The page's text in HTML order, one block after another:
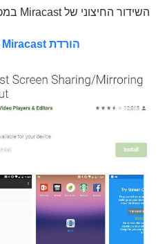
השידור החיצוני של Miracast במכשירי אנדרואיד.
הורדת Miracast